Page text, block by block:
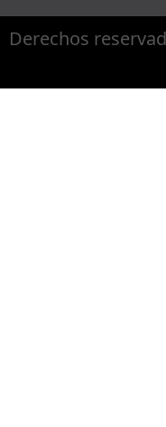
Derechos